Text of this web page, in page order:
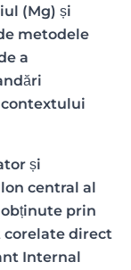
(Mg) și
metodele
a
și
central al
prin
corelate direct
Internal